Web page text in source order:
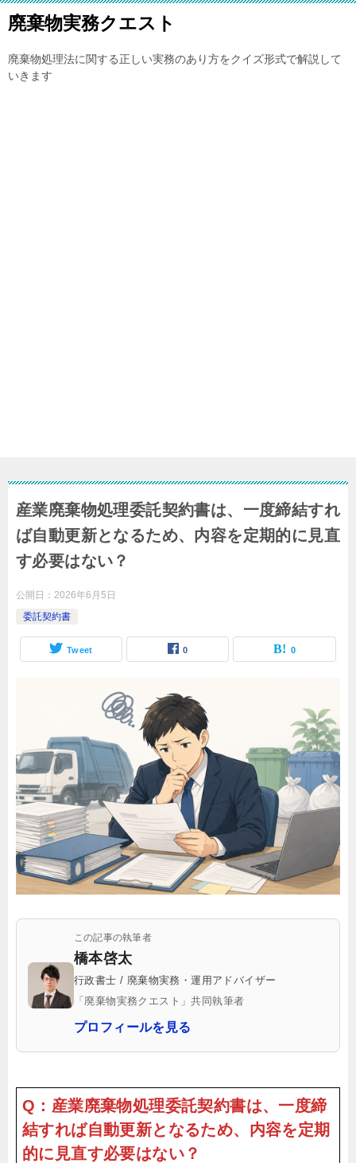
廃棄物実務クエスト
廃棄物処理法に関する正しい実務のあり方をクイズ形式で解説して
いきます
産業廃棄物処理委託契約書は、一度締結すれ
ば自動更新となるため、内容を定期的に見直
す必要はない？
公開日： 2026年6月5日
委託契約書
Tweet 0 0
この記事の執筆者
橋本啓太
行政書士 / 廃棄物実務・運用アドバイザー
「廃棄物実務クエスト」共同執筆者
プロフィールを見る
Q：産業廃棄物処理委託契約書は、一度締
結すれば自動更新となるため、内容を定期
的に見直す必要はない？